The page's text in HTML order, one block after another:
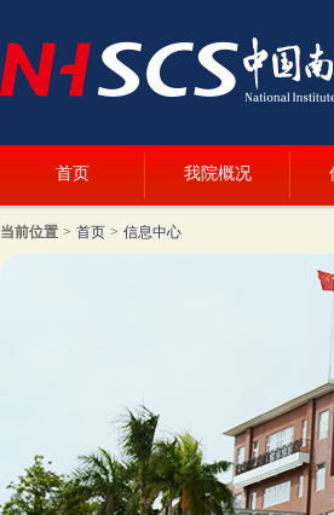
首页 我院概况
当前位置 > 首页 > 信息中心